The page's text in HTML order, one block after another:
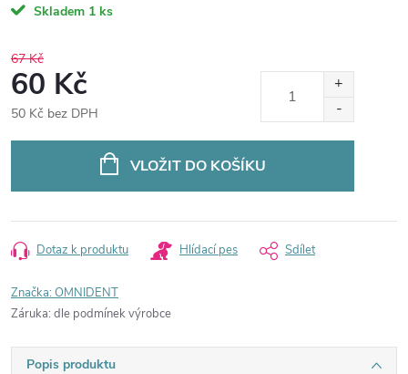
Skladem 1 ks
67 Kč
60 Kč
50 Kč bez DPH
VLOŽIT DO KOŠÍKU
Dotaz k produktu Hlídací pes Sdílet
Značka:OMNIDENT
Záruka: dle podmínek výrobce
Popis produktu